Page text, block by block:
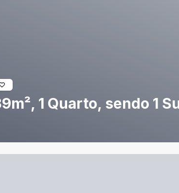
1 Quarto, sendo 1